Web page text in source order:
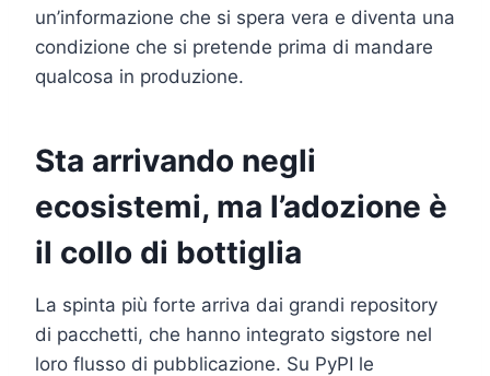
un’informazione che si spera vera e diventa una
condizione che si pretende prima di mandare
qualcosa in produzione.
Sta arrivando negli
ecosistemi, ma l’adozione è
il collo di bottiglia
La spinta più forte arriva dai grandi repository
di pacchetti, che hanno integrato sigstore nel
loro flusso di pubblicazione. Su PyPI le